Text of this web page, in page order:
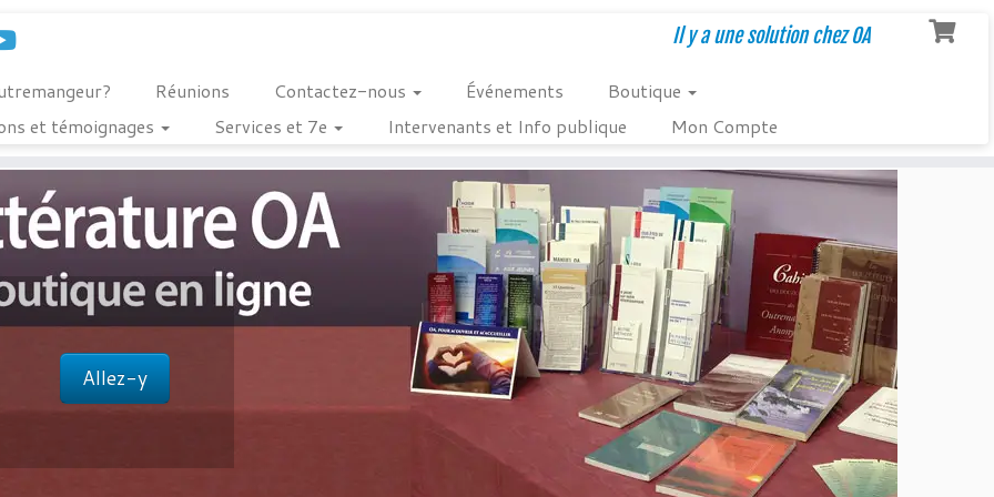
Il y a une solution chez OA
Réunions Contactez-nous Événements
Boutique
et témoignages
Services et 7e Intervenants et Info publique Mon Compte